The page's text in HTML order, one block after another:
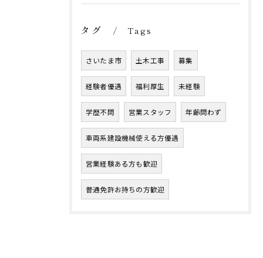
タグ Tags
さいたま市 土木工事 募集
経験者優遇 福利厚生 未経験
学歴不問 営業スタッフ 年齢問わず
車両系建設機械使える方優遇
営業経験ある方も歓迎
普通免許お持ちの方歓迎